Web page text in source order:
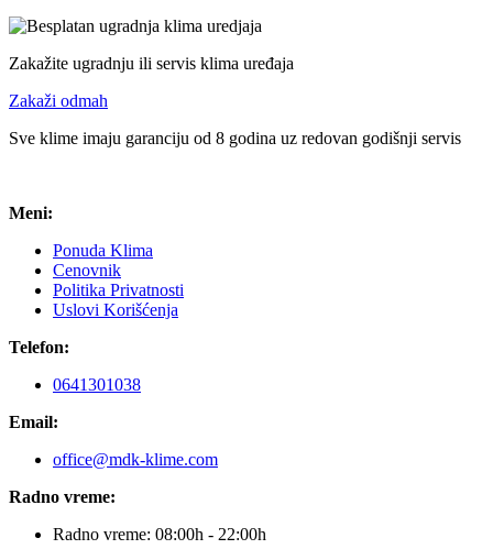
Zakažite ugradnju ili servis klima uređaja
Zakaži odmah
Sve klime imaju garanciju od 8 godina uz redovan godišnji servis
Meni:
Ponuda Klima
Cenovnik
Politika Privatnosti
Uslovi Korišćenja
Telefon:
0641301038
Email:
office@mdk-klime.com
Radno vreme:
Radno vreme: 08:00h - 22:00h